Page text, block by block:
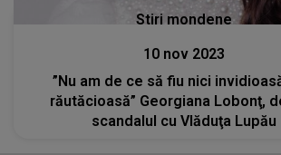
Stiri mondene
10 nov 2023
”Nu am de ce să fiu nici
răutăcioasă” Georgiana Lobonţ,
scandalul cu Vlăduţa Lupău